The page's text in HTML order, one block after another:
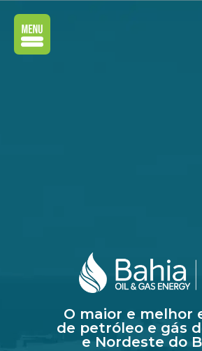
O maior e melhor
de petróleo e gás
e Nordeste do